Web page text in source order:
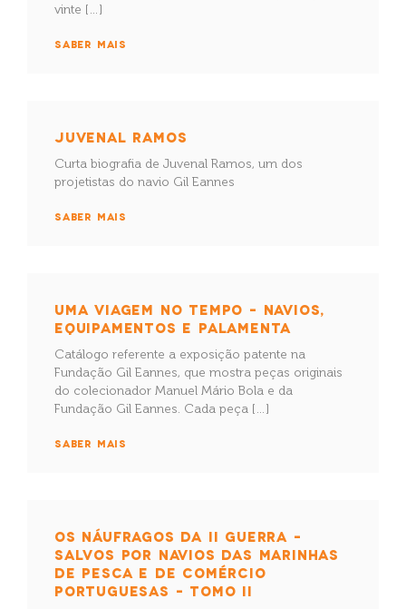
vinte […]
SABER MAIS
JUVENAL RAMOS
Curta biografia de Juvenal Ramos, um dos
projetistas do navio Gil Eannes
SABER MAIS
UMA VIAGEM NO TEMPO – NAVIOS,
EQUIPAMENTOS E PALAMENTA
Catálogo referente a exposição patente na
Fundação Gil Eannes, que mostra peças originais
do colecionador Manuel Mário Bola e da
Fundação Gil Eannes. Cada peça […]
SABER MAIS
OS NÁUFRAGOS DA II GUERRA –
SALVOS POR NAVIOS DAS MARINHAS
DE PESCA E DE COMÉRCIO
PORTUGUESAS – TOMO II